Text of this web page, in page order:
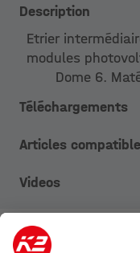
Description
Etrier
modules
Dome 6.
Téléchargements
Articles
Videos